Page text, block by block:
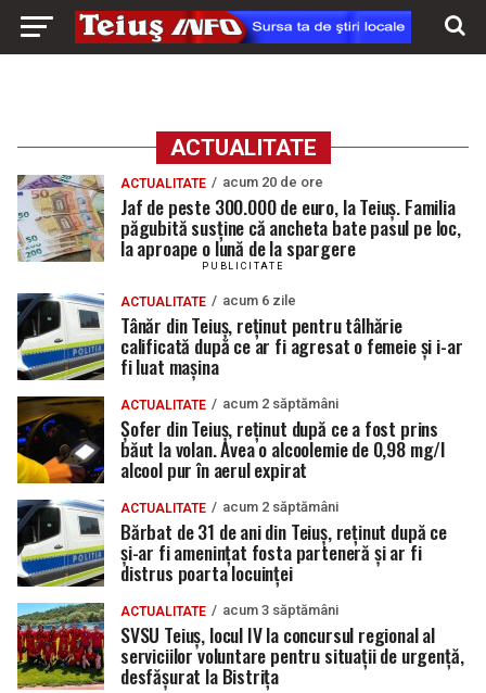
ACTUALITATE
ACTUALITATE acum 20 de ore
Jaf de peste 300.000 de euro, la Teiuș. Familia
păgubită susține că ancheta bate pasul pe loc,
la aproape o lună de la spargere
PUBLICITATE
ACTUALITATE acum 6 zile
Tânăr din Teiuș, reținut pentru tâlhărie
calificată după ce ar fi agresat o femeie și i-ar
fi luat mașina
ACTUALITATE acum 2 săptămâni
Șofer din Teiuș, reținut după ce a fost prins
băut la volan. Avea o alcoolemie de 0,98 mg/l
alcool pur în aerul expirat
ACTUALITATE acum 2 săptămâni
Bărbat de 31 de ani din Teiuș, reținut după ce
și-ar fi amenințat fosta parteneră și ar fi
distrus poarta locuinței
ACTUALITATE acum 3 săptămâni
SVSU Teiuș, locul IV la concursul regional al
serviciilor voluntare pentru situații de urgență,
desfășurat la Bistrița